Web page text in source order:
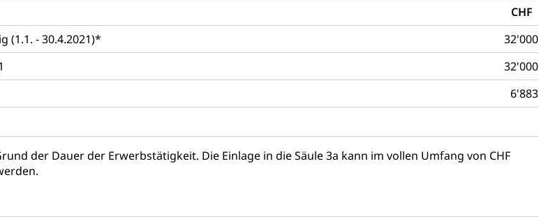
CHF
(1.1. - 30.4.2021)*
32'000
32'000
6'883
der Dauer der Erwerbstätigkeit. Die Einlage in die Säule 3a kann im vollen Umfang von CHF
Klimaschutz, Klimaveränderung, Treibhauseffekt
Kanton Luzern (ARE)